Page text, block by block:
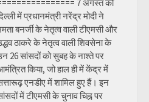
7 अगस्त को
में प्रधानमंत्री नरेंद्र मोदी ने
बनर्जी के नेतृत्व वाली टीएमसी और
ठाकरे के नेतृत्व वाली शिवसेना के
26 सांसदों को सुबह के नाश्ते पर
किया, जो हाल ही में केंद्र में
एनडीए में शामिल हुए हैं। इन
में टीएमसी के चुनाव चिह्न पर